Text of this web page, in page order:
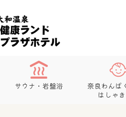
サウナ・岩盤浴
奈良わんぱ
はしゃ